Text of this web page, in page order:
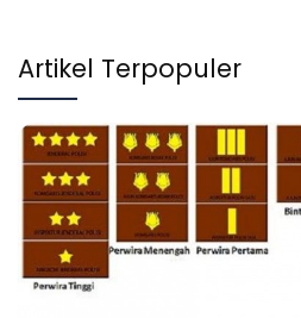
Artikel Terpopuler